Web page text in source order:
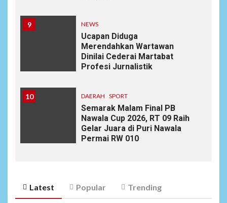
9 NEWS
Ucapan Diduga
Merendahkan Wartawan
Dinilai Cederai Martabat
Profesi Jurnalistik
10 DAERAH SPORT
Semarak Malam Final PB
Nawala Cup 2026, RT 09 Raih
Gelar Juara di Puri Nawala
Permai RW 010
Latest Popular Trending